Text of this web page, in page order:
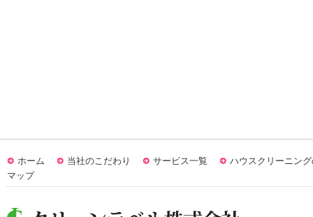
ホーム 当社のこだわり サービス一覧
ハウスクリーニン
マップ